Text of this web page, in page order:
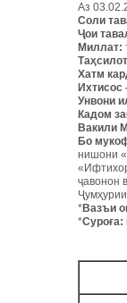
Аз
Соли
Ҷои
Миллат:
Таҳсилот
Хатм
Ихтисос
Унвони
Кадом
Вакили
Бо
нишони
ҷавонон
*Вазъи
*Суроға: